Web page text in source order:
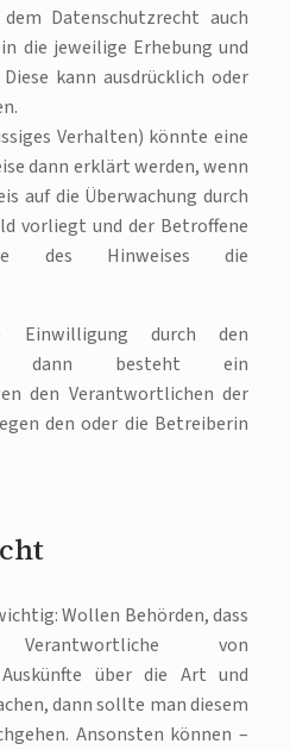
Datenschutzrecht auch
die jeweilige Erhebung und
kann ausdrücklich oder
Verhalten) könnte eine
dann erklärt werden, wenn
auf die Überwachung durch
vorliegt und der Betroffene
des Hinweises die
Einwilligung durch den
dann besteht ein
den Verantwortlichen der
den oder die Betreiberin
Wollen Behörden, dass
von
Auskünfte über die Art und
dann sollte man diesem
Ansonsten können –